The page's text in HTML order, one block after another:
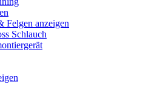
Felgen anzeigen
Schlauch